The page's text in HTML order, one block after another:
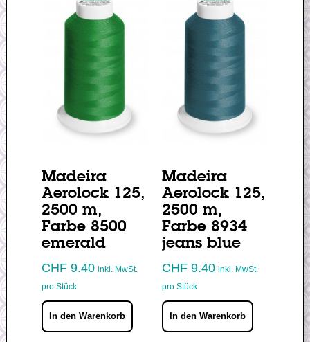
Madeira
Aerolock 125,
2500 m,
Farbe 8500
emerald
CHF9.40 inkl. MwSt.
pro Stück
In den Warenkorb
Madeira
Aerolock 125,
2500 m,
Farbe 8934
jeans blue
CHF9.40 inkl. MwSt.
pro Stück
In den Warenkorb